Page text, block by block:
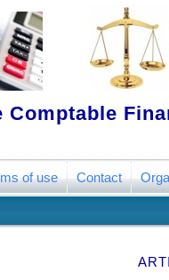
of use Contact